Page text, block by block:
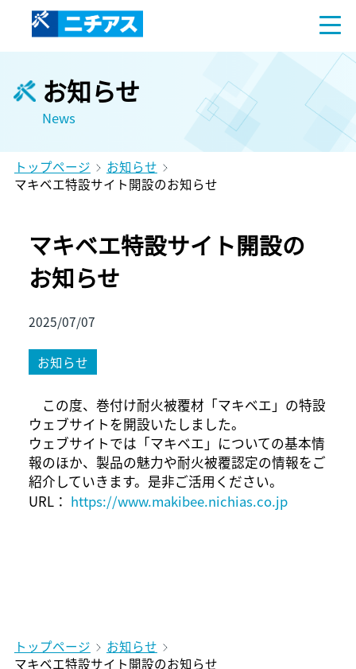
お知らせ
News
トップページ
お知らせ
マキベエ特設サイト開設のお知らせ
マキベエ特設サイト開設の
お知らせ
2025/07/07
お知らせ
この度、巻付け耐火被覆材「マキベエ」の特設
ウェブサイトを開設いたしました。
ウェブサイトでは「マキベエ」についての基本情
報のほか、製品の魅力や耐火被覆認定の情報をご
紹介していきます。是非ご活用ください。
URL： https://www.makibee.nichias.co.jp
トップページ
お知らせ
マキベエ特設サイト開設のお知らせ